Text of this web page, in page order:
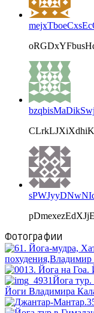
Фотографии